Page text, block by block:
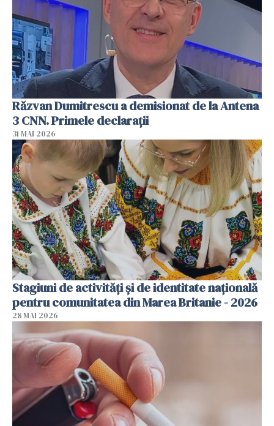
Răzvan Dumitrescu a demisionat de la Antena
3 CNN. Primele declarații
31 MAI 2026
Stagiuni de activități și de identitate națională
pentru comunitatea din Marea Britanie - 2026
28 MAI 2026